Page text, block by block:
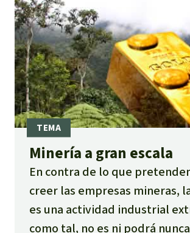
Minería a gran escala
En contra de lo que
creer las empresas mineras,
es una actividad industrial
como tal, no es ni podrá